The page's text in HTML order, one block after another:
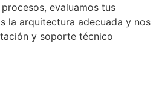
evaluamos tus
la arquitectura adecuada y nos
y soporte técnico